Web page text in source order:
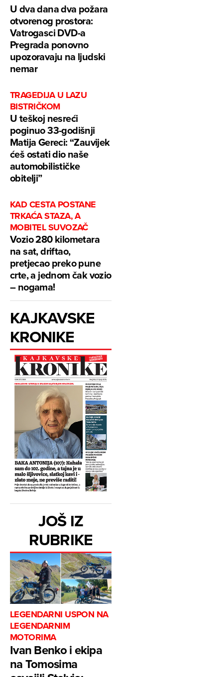
U dva dana dva požara
otvorenog prostora:
Vatrogasci DVD-a
Pregrada ponovno
upozoravaju na ljudski
nemar
TRAGEDIJA U LAZU
BISTRIČKOM
U teškoj nesreći
poginuo 33-godišnji
Matija Gereci: “Zauvijek
ćeš ostati dio naše
automobilističke
obitelji”
KAD CESTA POSTANE
TRKAĆA STAZA, A
MOBITEL SUVOZAČ
Vozio 280 kilometara
na sat, driftao,
pretjecao preko pune
crte, a jednom čak vozio
– nogama!
KAJKAVSKE
KRONIKE
JOŠ IZ
RUBRIKE
LEGENDARNI USPON NA
LEGENDARNIM
MOTORIMA
Ivan Benko i ekipa
na Tomosima